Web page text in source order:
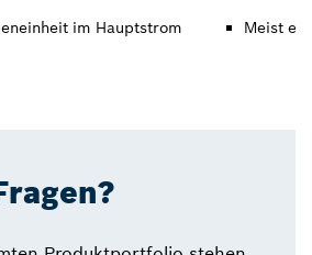
im Hauptstrom
Meist